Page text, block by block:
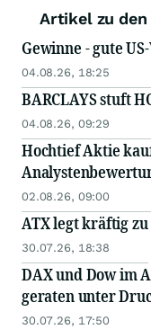
Artikel zu den
Gewinne - gute
04.08.26, 18:25
BARCLAYS stuft
04.08.26, 09:29
Hochtief Aktie
02.08.26, 09:00
ATX legt kräftig zu
30.07.26, 18:38
DAX und Dow im
geraten unter
30.07.26, 17:50